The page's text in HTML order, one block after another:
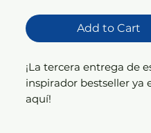
Add to Cart
¡La tercera entrega de
inspirador bestseller ya
aquí!